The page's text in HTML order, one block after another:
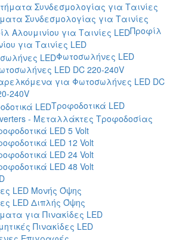
Συνδεσμολογίας για Ταινίες
Προφίλ
για Ταινίες LED
Φωτοσωλήνες LED
LED DC 220-240V
για Φωτοσωλήνες LED DC
240V
Τροφοδοτικά LED
- Μεταλλάκτες Τροφοδοσίας
LED 5 Volt
LED 12 Volt
LED 24 Volt
LED 48 Volt
LED Μονής Όψης
LED Διπλής Όψης
για Πινακίδες LED
Πινακίδες LED